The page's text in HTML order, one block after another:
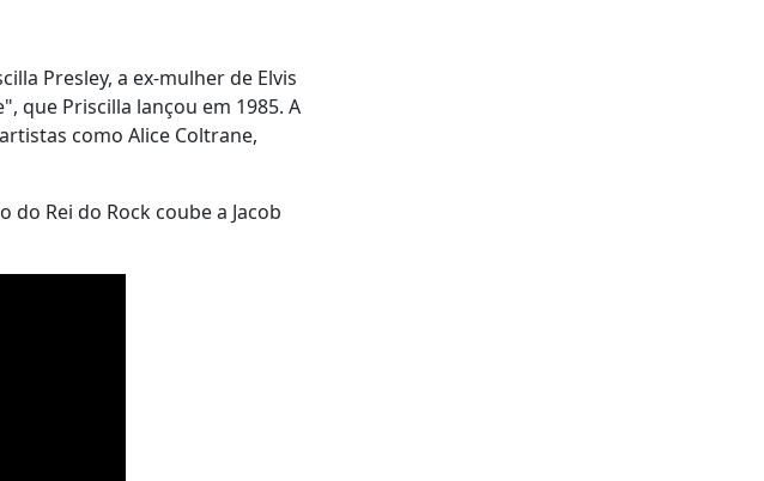
Presley, a ex-mulher de Elvis
que Priscilla lançou em 1985. A
como Alice Coltrane,
Rei do Rock coube a Jacob